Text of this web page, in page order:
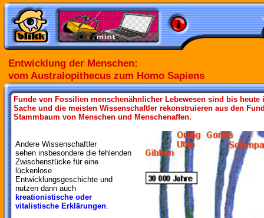
Entwicklung der Menschen:
vom Australopithecus zum Homo Sapiens
Funde von Fossilien menschenähnlicher Lebewesen sind bis heute
Sache und die meisten Wissenschaftler rekonstruieren aus den
Stammbaum von Menschen und Menschenaffen.
Andere Wissenschaftler
sehen insbesondere die fehlenden
Zwischenstücke für eine
lückenlose
Entwicklungsgeschichte und
nutzen dann auch
kreationistische oder
vitalistische Erklärungen.